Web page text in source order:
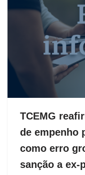
TCEMG
de empenho
como erro
sanção a ex-